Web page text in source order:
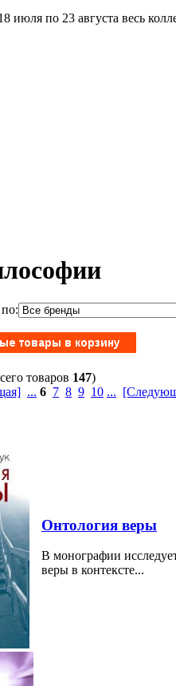
по 23 августа весь
по:
товаров 147)
... 6 7 8 9 10 ...
Онтология веры
В монографии
веры в контексте...